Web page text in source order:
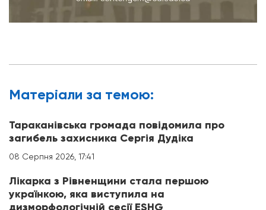
Матерiали за темою:
Тараканівська громада повідомила про
загибель захисника Сергія Дудіка
08 Серпня 2026, 17:41
Лікарка з Рівненщини стала першою
українкою, яка виступила на
дизморфологічній сесії ESHG